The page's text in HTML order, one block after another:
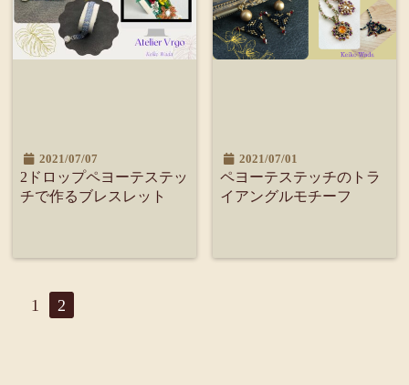
2021/07/07
2ドロップペヨーテステッ
チで作るブレスレット
2021/07/01
ペヨーテステッチのトラ
イアングルモチーフ
1 2